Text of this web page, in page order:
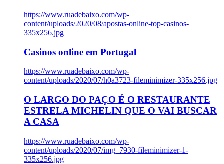
https://www.ruadebaixo.com/wp-
content/uploads/2020/08/apostas-online-top-casinos-
335x256.jpg
Casinos online em Portugal
https://www.ruadebaixo.com/wp-
content/uploads/2020/07/h0a3723-fileminimizer-335x256.jpg
O LARGO DO PAÇO É O RESTAURANTE
ESTRELA MICHELIN QUE O VAI BUSCAR
A CASA
https://www.ruadebaixo.com/wp-
content/uploads/2020/07/img_7930-fileminimizer-1-
335x256.jpg